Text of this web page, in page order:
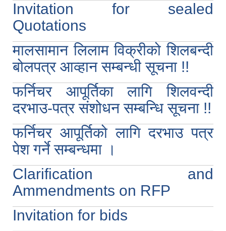
Invitation for sealed
Quotations
मालसामान लिलाम विक्रीको शिलबन्दी
बोलपत्र आव्हान सम्बन्धी सूचना !!
फर्निचर आपूर्तिका लागि शिलवन्दी
दरभाउ-पत्र संशोधन सम्बन्धि सूचना !!
फर्निचर आपूर्तिको लागि दरभाउ पत्र
पेश गर्ने सम्बन्धमा ।
Clarification and
Ammendments on RFP
Invitation for bids